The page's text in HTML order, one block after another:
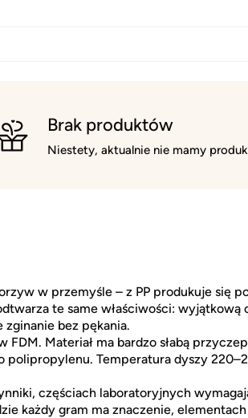
Brak produktów
Niestety, aktualnie nie mamy
w przemyśle – z PP produkuje się
te same właściwości:
bez pękania.
Materiał ma bardzo słabą
polipropylenu. Temperatura dyszy
częściach laboratoryjnych
każdy gram ma znaczenie,